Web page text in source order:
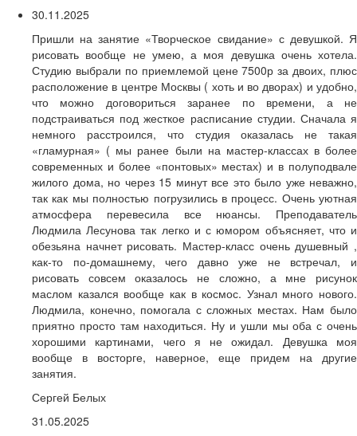
30.11.2025
Пришли на занятие «Творческое свидание» с девушкой. Я
рисовать вообще не умею, а моя девушка очень хотела.
Студию выбрали по приемлемой цене 7500р за двоих, плюс
расположение в центре Москвы ( хоть и во дворах) и удобно,
что можно договориться заранее по времени, а не
подстраиваться под жесткое расписание студии. Сначала я
немного расстроился, что студия оказалась не такая
«гламурная» ( мы ранее были на мастер-классах в более
современных и более «понтовых» местах) и в полуподвале
жилого дома, но через 15 минут все это было уже неважно,
так как мы полностью погрузились в процесс. Очень уютная
атмосфера перевесила все нюансы. Преподаватель
Людмила Лесунова так легко и с юмором объясняет, что и
обезьяна начнет рисовать. Мастер-класс очень душевный ,
как-то по-домашнему, чего давно уже не встречал, и
рисовать совсем оказалось не сложно, а мне рисунок
маслом казался вообще как в космос. Узнал много нового.
Людмила, конечно, помогала с сложных местах. Нам было
приятно просто там находиться. Ну и ушли мы оба с очень
хорошими картинами, чего я не ожидал. Девушка моя
вообще в восторге, наверное, еще придем на другие
занятия.
Сергей Белых
31.05.2025